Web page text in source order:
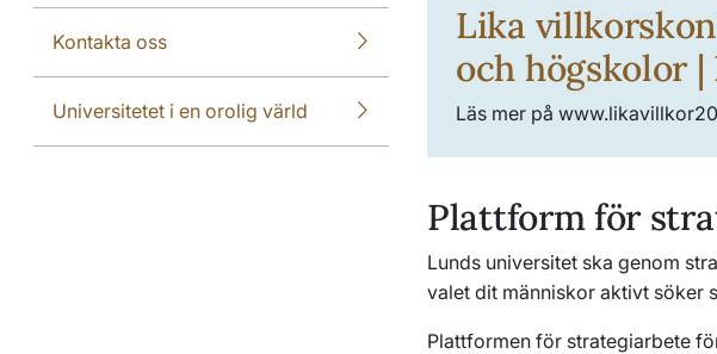
Kontakta oss
Universitetet i en orolig värld
Lika
och högskolor |
Läs mer på
Plattform för
Lunds universitet ska genom
valet dit människor aktivt söker
Plattformen för strategiarbete